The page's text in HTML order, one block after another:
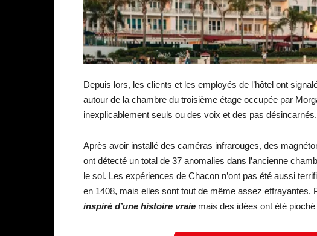
Depuis lors, les clients et les employés de l’hôtel ont
autour de la chambre du troisième étage occupée par
inexplicablement seuls ou des voix et des pas désincarnés.
Après avoir installé des caméras infrarouges, des
ont détecté un total de 37 anomalies dans l’ancienne
le sol. Les expériences de Chacon n’ont pas été aussi
en 1408, mais elles sont tout de même assez effrayantes.
inspiré d’une histoire vraie mais des idées ont été